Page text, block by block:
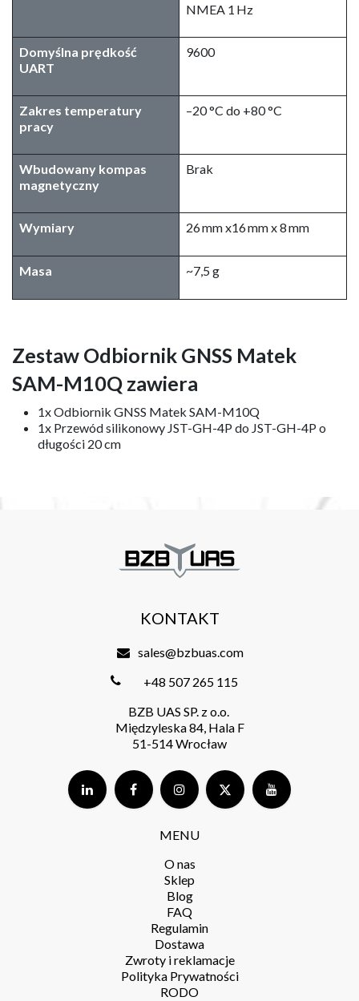
NMEA 1 Hz
Domyślna prędkość
UART
9600
Zakres temperatury
pracy
–20 °C do +80 °C
Wbudowany kompas
magnetyczny
Brak
Wymiary 26 mm x16 mm x 8 mm
Masa ~7,5 g
Zestaw Odbiornik GNSS Matek
SAM-M10Q zawiera
1x Odbiornik GNSS Matek SAM-M10Q
1x Przewód silikonowy JST-GH-4P do JST-GH-4P o
długości 20 cm
MENU
O nas
Sklep
Blog
FAQ
Regulamin
Dostawa
Zwroty i reklamacje
Polityka Prywatności
RODO
KONTAKT
sales@bzbuas.com
+48 507 265 115
BZB UAS SP. z o.o.
Międzyleska 84, Hala F
51-514 Wrocław